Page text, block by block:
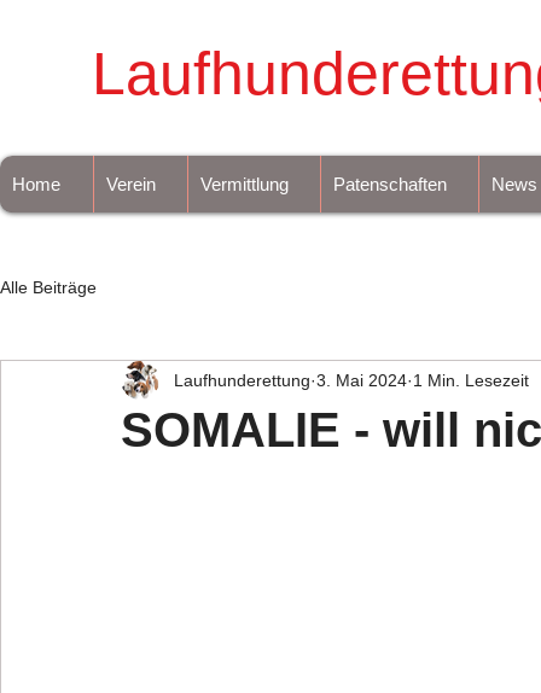
Home Verein Vermittlung Patenschaften News
Alle Beiträge
SOMALIE - will
Laufhunderettung 3. Mai 2024 1 Min. Lesezeit